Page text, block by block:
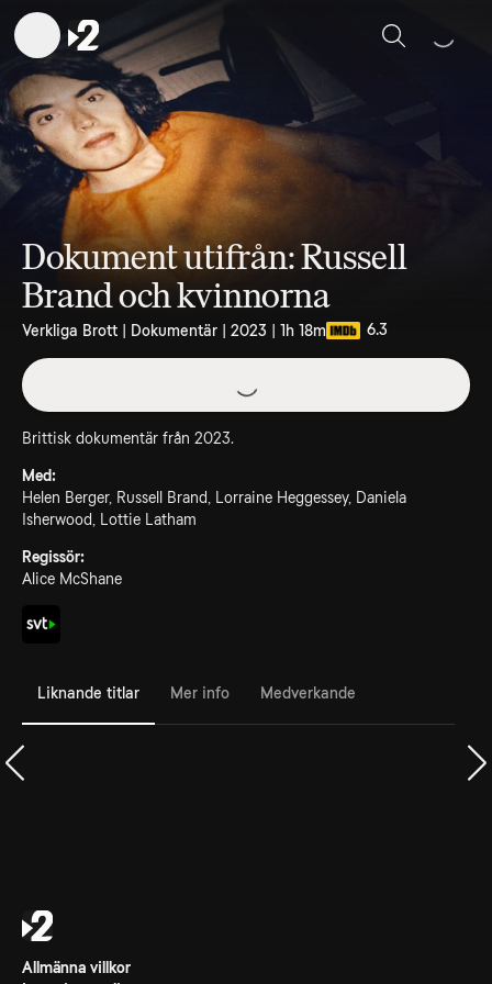
Sök
Dokument utifrån: Russell
Brand och kvinnorna
Verkliga Brott | Dokumentär | 2023 | 1h 18m 6.3
Brittisk dokumentär från 2023.
Med:
Helen Berger, Russell Brand, Lorraine Heggessey, Daniela
Isherwood, Lottie Latham
Regissör:
Alice McShane
Liknande titlar Mer info Medverkande
Allmänna villkor